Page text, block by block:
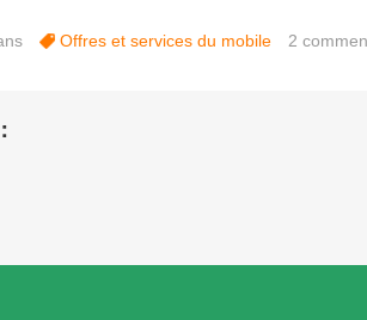
Offres et services du mobile 2